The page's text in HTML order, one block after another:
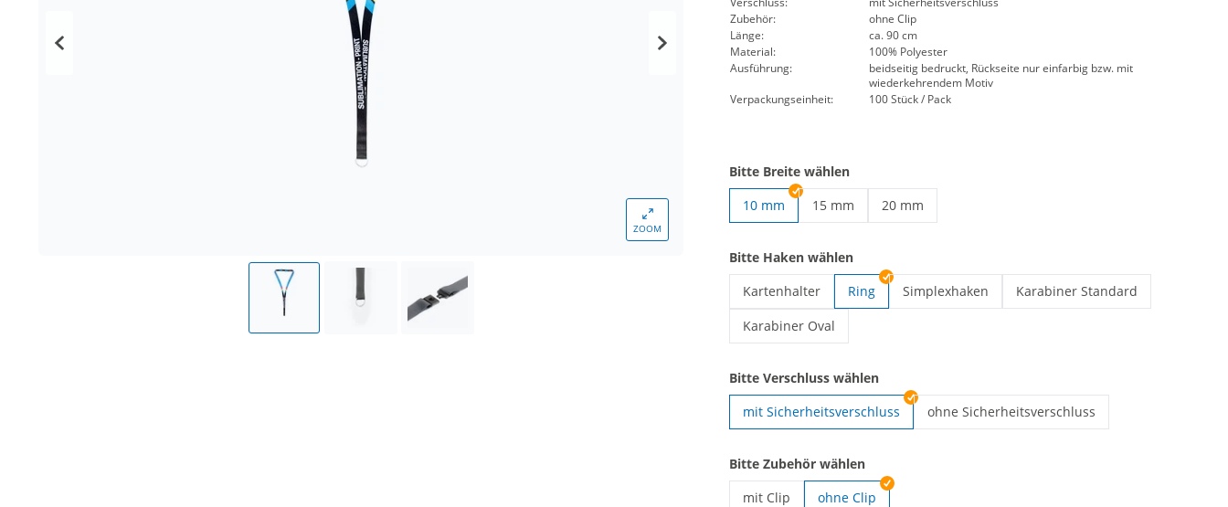
ZOOM
Zubehör:
ohne Clip
Länge:
ca. 90 cm
Material:
100% Polyester
Ausführung:
beidseitig bedruckt, Rückseite nur einfarbig bzw. mit
wiederkehrendem Motiv
Verpackungseinheit:
100 Stück / Pack
Bitte Breite wählen
10 mm
15 mm
20 mm
Bitte Haken wählen
Kartenhalter
Schlüsselbänder bedruckt | Kartenhalter
Ring
Simplexhaken
Karabiner Standard
Karabiner Oval
Bitte Verschluss wählen
mit Sicherheitsverschluss
ohne Sicherheitsverschluss
Bitte Zubehör wählen
mit Clip
ohne Clip